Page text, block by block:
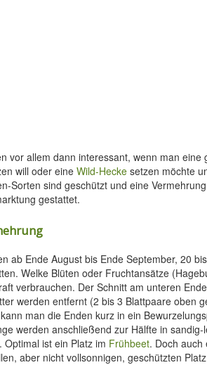
vor allem dann interessant, wenn man
will oder eine Wild-Hecke setzen möchte
Sorten sind geschützt und eine
gestattet.
ab Ende August bis Ende September, 20
Welke Blüten oder Fruchtansätze
verbrauchen. Der Schnitt am unteren
werden entfernt (2 bis 3 Blattpaare oben
man die Enden kurz in ein
werden anschließend zur Hälfte in
ist ein Platz im Frühbeet. Doch auch
aber nicht vollsonnigen, geschützten